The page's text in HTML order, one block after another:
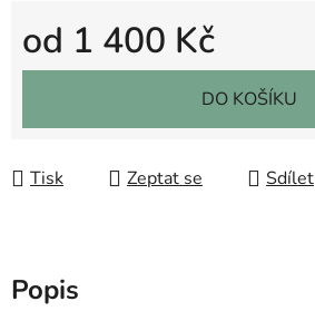
od 1 400 Kč
Měrná cena:
DO KOŠÍKU
Tisk Zeptat se Sdílet
Popis